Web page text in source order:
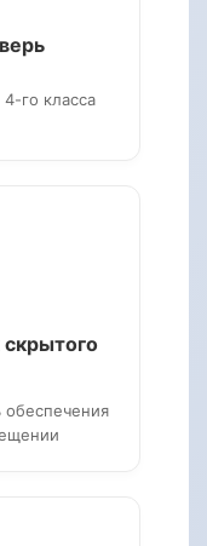
го класса
обеспечения